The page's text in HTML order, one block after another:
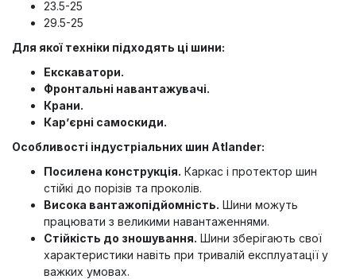
23.5-25
29.5-25
Для якої техніки підходять ці шини:
Екскаватори.
Фронтальні навантажувачі.
Крани.
Кар’єрні самоскиди.
Особливості індустріальних шин Atlander:
Посилена конструкція. Каркас і протектор шин
стійкі до порізів та проколів.
Висока вантажопідйомність. Шини можуть
працювати з великими навантаженнями.
Стійкість до зношування. Шини зберігають свої
характеристики навіть при тривалій експлуатації у
важких умовах.